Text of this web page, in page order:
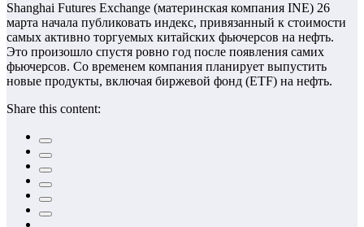
Shanghai Futures Exchange (материнская компания INE) 26
марта начала публиковать индекс, привязанный к стоимости
самых активно торгуемых китайских фьючерсов на нефть.
Это произошло спустя ровно год после появления самих
фьючерсов. Со временем компания планирует выпустить
новые продукты, включая биржевой фонд (ETF) на нефть.
Share this content: